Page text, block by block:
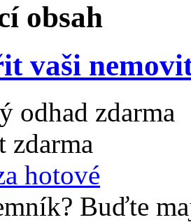
obsah
vaši
odhad zdarma
zdarma
hotové
Buďte